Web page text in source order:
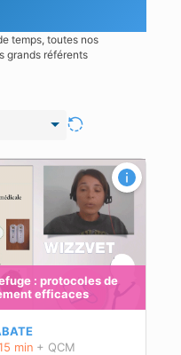
temps, toutes nos
grands référents
: protocoles de
efficaces
min + QCM